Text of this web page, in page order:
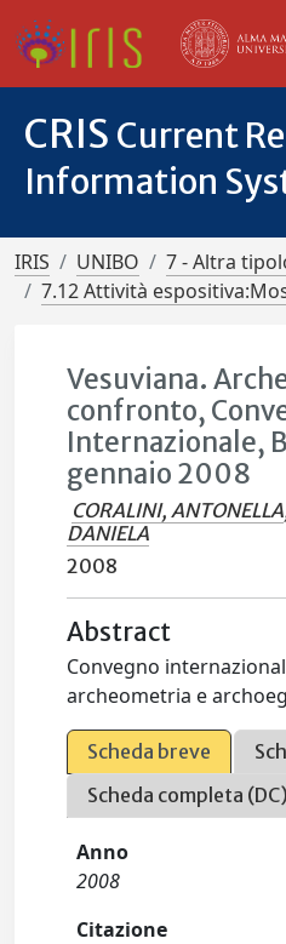
CRIS Current
Information
IRIS UNIBO
7 - Altra
7.12 Attività
Vesuviana.
confronto,
Internazionale,
gennaio 2008
CORALINI, ANTONELLA
DANIELA
2008
Abstract
Convegno
archeometria e
Scheda breve
Scheda completa (DC)
Anno
2008
Citazione